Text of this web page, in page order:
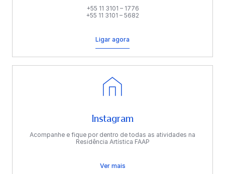
+55 11 3101 – 1776
+55 11 3101 – 5682
Ligar agora
Instagram
Acompanhe e fique por dentro de todas as atividades na
Residência Artística FAAP
Ver mais